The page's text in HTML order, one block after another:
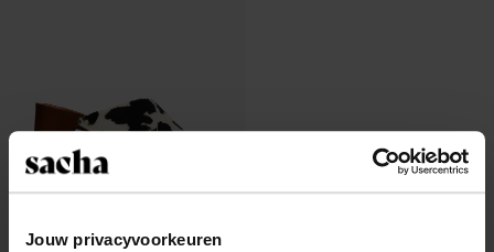
Jouw privacyvoorkeuren